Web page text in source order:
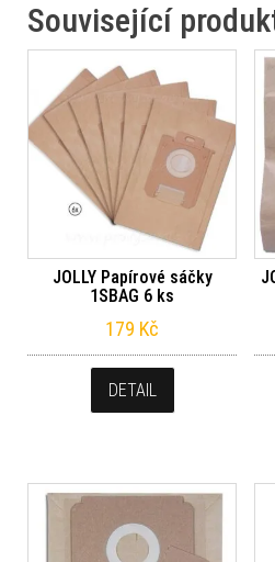
Související
JOLLY Papírové sáčky
1SBAG 6 ks
179 Kč
DETAIL